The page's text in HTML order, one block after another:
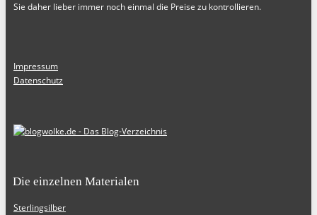
Sie daher lieber immer noch einmal die Preise zu kontrollieren.
Impressum
Datenschutz
Die einzelnen Materialen
Sterlingsilber